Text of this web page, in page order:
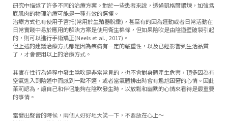
研究中描述了許多不同的治療方案。對於一些患者來說，透過凱格爾鍛煉，加強盆
底肌肉的物理治療可能是一種有效的選擇。
治療方式也有使用子宮托(常用於生殖器脫垂)，甚至有的因為運動或者日常活動在
日常實踐中易於應用的解決方案是使用衛生棉條，但如果陰吹是由陰道壁破裂引起
的，則可以進行手術矯正(Neels et al., 2017)。
但上述的建議治療方式都是因為疾病有一定的嚴重性，以及已經影響到生活品質
了，才會使用以上的治療方式。
其實在性行為過程中發生陰吹是非常常見的，也不會對身體產生危害，頂多因為有
空氣進入到陰道中而感到一點不適，或者當氣體排出時會有尷尬困窘的心情。因此
茉莉認為，讓自己和伴侶能夠在陰吹發生時，以放鬆和幽默的心情來看待是最重要
的事情。
當發出聲音的時候，兩個人好好地大笑一下，不要放在心上～